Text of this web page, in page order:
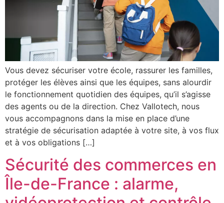
Vous devez sécuriser votre école, rassurer les familles,
protéger les élèves ainsi que les équipes, sans alourdir
le fonctionnement quotidien des équipes, qu’il s’agisse
des agents ou de la direction. Chez Vallotech, nous
vous accompagnons dans la mise en place d’une
stratégie de sécurisation adaptée à votre site, à vos flux
et à vos obligations […]
Sécurité des commerces en
Île-de-France : alarme,